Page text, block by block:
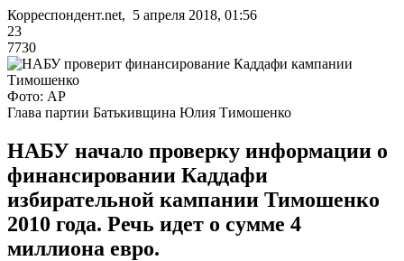
Корреспондент.net, 5 апреля 2018, 01:56
23
7730
Фото: АР
Глава партии Батькивщина Юлия Тимошенко
НАБУ начало проверку информации о
финансировании Каддафи
избирательной кампании Тимошенко
2010 года. Речь идет о сумме 4
миллиона евро.